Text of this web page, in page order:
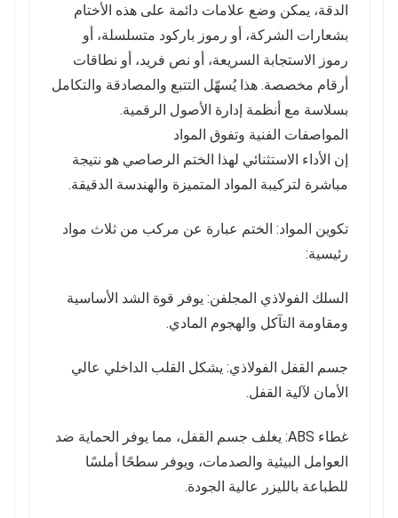
الدقة، يمكن وضع علامات دائمة على هذه الأختام
بشعارات الشركة، أو رموز باركود متسلسلة، أو
رموز الاستجابة السريعة، أو نص فريد، أو نطاقات
أرقام مخصصة. هذا يُسهّل التتبع والمصادقة والتكامل
بسلاسة مع أنظمة إدارة الأصول الرقمية.
المواصفات الفنية وتفوق المواد
إن الأداء الاستثنائي لهذا الختم الرصاصي هو نتيجة
مباشرة لتركيبة المواد المتميزة والهندسة الدقيقة.
تكوين المواد: الختم عبارة عن مركب من ثلاث مواد
رئيسية:
السلك الفولاذي المجلفن: يوفر قوة الشد الأساسية
ومقاومة التآكل والهجوم المادي.
جسم القفل الفولاذي: يشكل القلب الداخلي عالي
الأمان لآلية القفل.
غطاء ABS: يغلف جسم القفل، مما يوفر الحماية ضد
العوامل البيئية والصدمات، ويوفر سطحًا أملسًا
للطباعة بالليزر عالية الجودة.